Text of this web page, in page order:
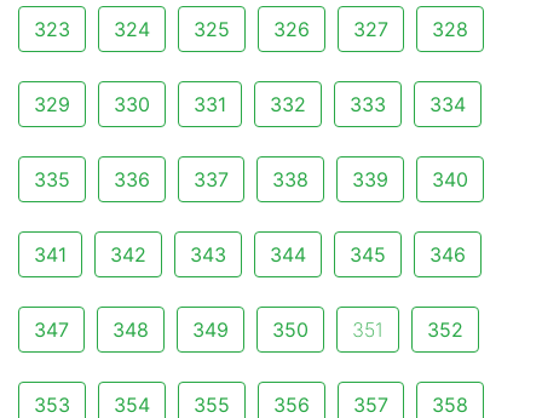
323 324 325 326 327 328
329 330 331 332 333 334
335 336 337 338 339 340
341 342 343 344 345 346
347 348 349 350 351 352
353 354 355 356 357 358